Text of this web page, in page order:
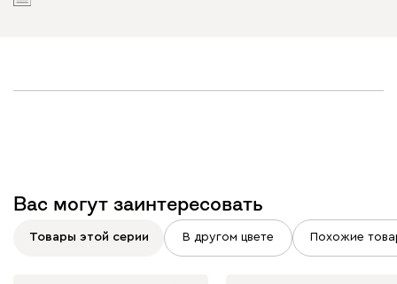
Вас могут заинтересовать
Товары этой серии В другом цвете Похожие